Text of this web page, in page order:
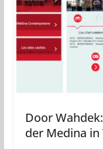
Door
der Medina in